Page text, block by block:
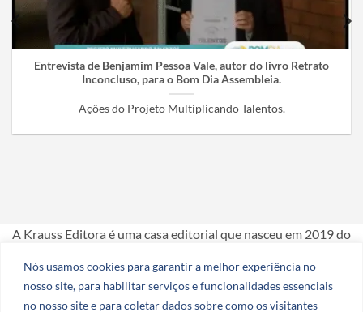
Nós usamos cookies para garantir a melhor experiência no
nosso site, para habilitar serviços e funcionalidades essenciais
no nosso site e para coletar dados sobre como os visitantes
Entrevista de Benjamim Pessoa Vale, autor do livro Retrato
Inconcluso, para o Bom Dia Assembleia.
Ações do Projeto Multiplicando Talentos.
A Krauss Editora é uma casa editorial que nasceu em 2019 do
CNPJ: 51.078.290.0001-27